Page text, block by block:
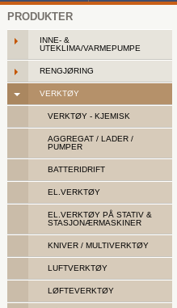
PRODUKTER
INNE- &
UTEKLIMA/VARMEPUMPE
RENGJØRING
VERKTØY
VERKTØY - KJEMISK
AGGREGAT / LADER /
PUMPER
BATTERIDRIFT
EL.VERKTØY
EL.VERKTØY PÅ STATIV &
STASJONÆRMASKINER
KNIVER / MULTIVERKTØY
LUFTVERKTØY
LØFTEVERKTØY